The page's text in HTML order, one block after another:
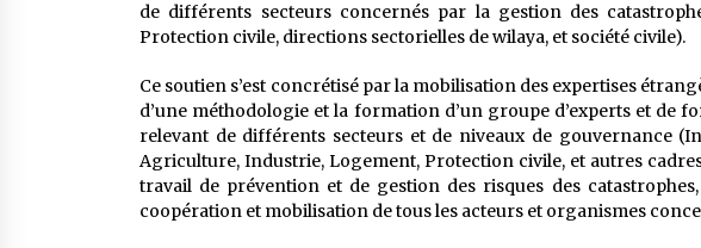
de différents secteurs concernés par la gestion des
Protection civile, directions sectorielles de wilaya, et société civile).
Ce soutien s’est concrétisé par la mobilisation des expertises
d’une méthodologie et la formation d’un groupe d’experts et de
relevant de différents secteurs et de niveaux de gouvernance
Agriculture, Industrie, Logement, Protection civile, et autres
travail de prévention et de gestion des risques des
coopération et mobilisation de tous les acteurs et organismes